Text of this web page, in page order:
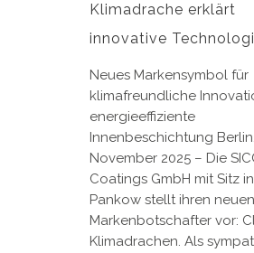
Klimadrache erklärt
innovative
Neues Markensymbol für
klimafreundliche
energieeffiziente
Innenbeschichtung Berlin,
November 2025 – Die
Coatings GmbH mit Sitz
Pankow stellt ihren neuen
Markenbotschafter vor:
Klimadrachen. Als